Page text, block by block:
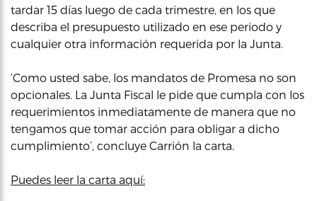
tardar 15 días luego de cada trimestre, en los que
describa el presupuesto utilizado en ese periodo y
cualquier otra información requerida por la Junta.
‘Como usted sabe, los mandatos de Promesa no son
opcionales. La Junta Fiscal le pide que cumpla con los
requerimientos inmediatamente de manera que no
tengamos que tomar acción para obligar a dicho
cumplimiento’, concluye Carrión la carta.
Puedes leer la carta aquí: